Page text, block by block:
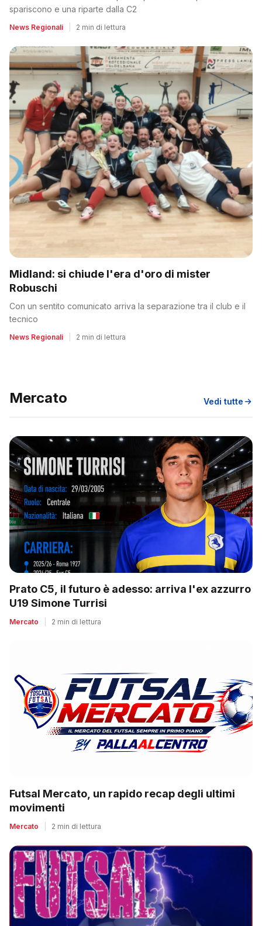
spariscono e una riparte dalla C2
News Regionali 2 min di lettura
Midland: si chiude l'era d'oro di mister
Robuschi
Con un sentito comunicato arriva la separazione tra il club e il
tecnico
News Regionali 2 min di lettura
Mercato Vedi tutte
Prato C5, il futuro è adesso: arriva l'ex azzurro
U19 Simone Turrisi
Mercato 2 min di lettura
Futsal Mercato, un rapido recap degli ultimi
movimenti
Mercato 2 min di lettura